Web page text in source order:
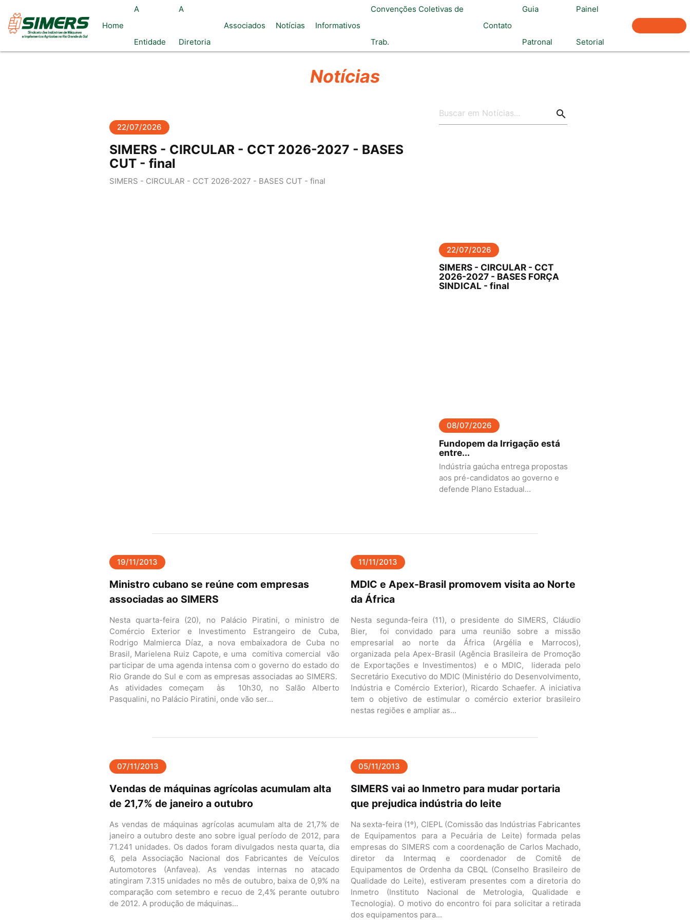
Home
A
Entidade
A
Diretoria
Associados Notícias Informativos
Convenções Coletivas de
Trab.
Contato
Guia
Patronal
Painel
Setorial
Notícias
22/07/2026
SIMERS - CIRCULAR - CCT 2026-2027 - BASES
CUT - final
SIMERS - CIRCULAR - CCT 2026-2027 - BASES CUT - final
search
22/07/2026
SIMERS - CIRCULAR - CCT
2026-2027 - BASES FORÇA
SINDICAL - final
08/07/2026
Fundopem da Irrigação está
entre...
Indústria gaúcha entrega propostas
aos pré-candidatos ao governo e
defende Plano Estadual...
19/11/2013
Ministro cubano se reúne com empresas
associadas ao SIMERS
Nesta quarta-feira (20), no Palácio Piratini, o ministro de
Comércio Exterior e Investimento Estrangeiro de Cuba,
Rodrigo Malmierca Díaz, a nova embaixadora de Cuba no
Brasil, Marielena Ruiz Capote, e uma comitiva comercial vão
participar de uma agenda intensa com o governo do estado do
Rio Grande do Sul e com as empresas associadas ao SIMERS.
As atividades começam às 10h30, no Salão Alberto
Pasqualini, no Palácio Piratini, onde vão ser...
11/11/2013
MDIC e Apex-Brasil promovem visita ao Norte
da África
Nesta segunda-feira (11), o presidente do SIMERS, Cláudio
Bier, foi convidado para uma reunião sobre a missão
empresarial ao norte da África (Argélia e Marrocos),
organizada pela Apex-Brasil (Agência Brasileira de Promoção
de Exportações e Investimentos) e o MDIC, liderada pelo
Secretário Executivo do MDIC (Ministério do Desenvolvimento,
Indústria e Comércio Exterior), Ricardo Schaefer. A iniciativa
tem o objetivo de estimular o comércio exterior brasileiro
nestas regiões e ampliar as...
07/11/2013
Vendas de máquinas agrícolas acumulam alta
de 21,7% de janeiro a outubro
As vendas de máquinas agrícolas acumulam alta de 21,7% de
janeiro a outubro deste ano sobre igual período de 2012, para
71.241 unidades. Os dados foram divulgados nesta quarta, dia
6, pela Associação Nacional dos Fabricantes de Veículos
Automotores (Anfavea). As vendas internas no atacado
atingiram 7.315 unidades no mês de outubro, baixa de 0,9% na
comparação com setembro e recuo de 2,4% perante outubro
de 2012. A produção de máquinas...
05/11/2013
SIMERS vai ao Inmetro para mudar portaria
que prejudica indústria do leite
Na sexta-feira (1º), CIEPL (Comissão das Indústrias Fabricantes
de Equipamentos para a Pecuária de Leite) formada pelas
empresas do SIMERS com a coordenação de Carlos Machado,
diretor da Intermaq e coordenador de Comitê de
Equipamentos de Ordenha da CBQL (Conselho Brasileiro de
Qualidade do Leite), estiveram presentes com a diretoria do
Inmetro (Instituto Nacional de Metrologia, Qualidade e
Tecnologia). O motivo do encontro foi para solicitar a retirada
dos equipamentos para...